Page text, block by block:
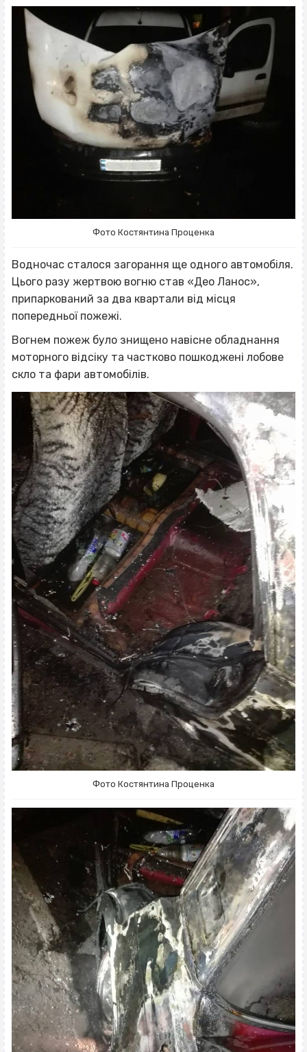
Фото Костянтина Проценка
Водночас сталося загорання ще одного автомобіля.
Цього разу жертвою вогню став «Део Ланос»,
припаркований за два квартали від місця
попередньої пожежі.
Вогнем пожеж було знищено навісне обладнання
моторного відсіку та частково пошкоджені лобове
скло та фари автомобілів.
Фото Костянтина Проценка